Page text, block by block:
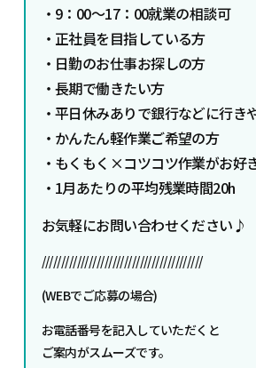
・9：00～17：00就業の相談可
・正社員を目指している方
・日勤のお仕事お探しの方
・長期で働きたい方
・平日休みありで銀行などに行き
・かんたん軽作業ご希望の方
・もくもく×コツコツ作業がお好
・1月あたりの平均残業時間20h
お気軽にお問い合わせください♪
/////////////////////////////////////////
(WEBでご応募の場合)
お電話番号を記入していただくと
ご案内がスムーズです。